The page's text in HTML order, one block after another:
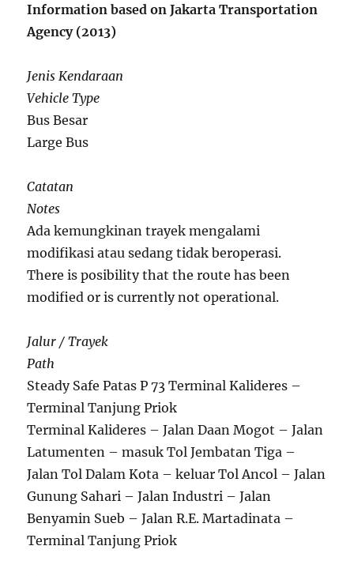
Information based on Jakarta Transportation
Agency (2013)
Jenis Kendaraan
Vehicle Type
Bus Besar
Large Bus
Catatan
Notes
Ada kemungkinan trayek mengalami
modifikasi atau sedang tidak beroperasi.
There is posibility that the route has been
modified or is currently not operational.
Jalur / Trayek
Path
Steady Safe Patas P 73 Terminal Kalideres –
Terminal Tanjung Priok
Terminal Kalideres – Jalan Daan Mogot – Jalan
Latumenten – masuk Tol Jembatan Tiga –
Jalan Tol Dalam Kota – keluar Tol Ancol – Jalan
Gunung Sahari – Jalan Industri – Jalan
Benyamin Sueb – Jalan R.E. Martadinata –
Terminal Tanjung Priok